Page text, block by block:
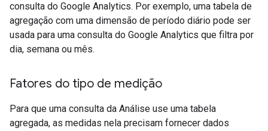
consulta do Google Analytics. Por exemplo, uma tabela de
agregação com uma dimensão de período diário pode ser
usada para uma consulta do Google Analytics que filtra por
dia, semana ou mês.
Fatores do tipo de medição
Para que uma consulta da Análise use uma tabela
agregada, as medidas nela precisam fornecer dados